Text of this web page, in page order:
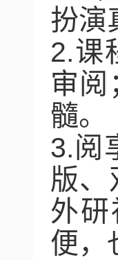
扮演
2.课
审阅
髓。
3.阅
版、
外
便，